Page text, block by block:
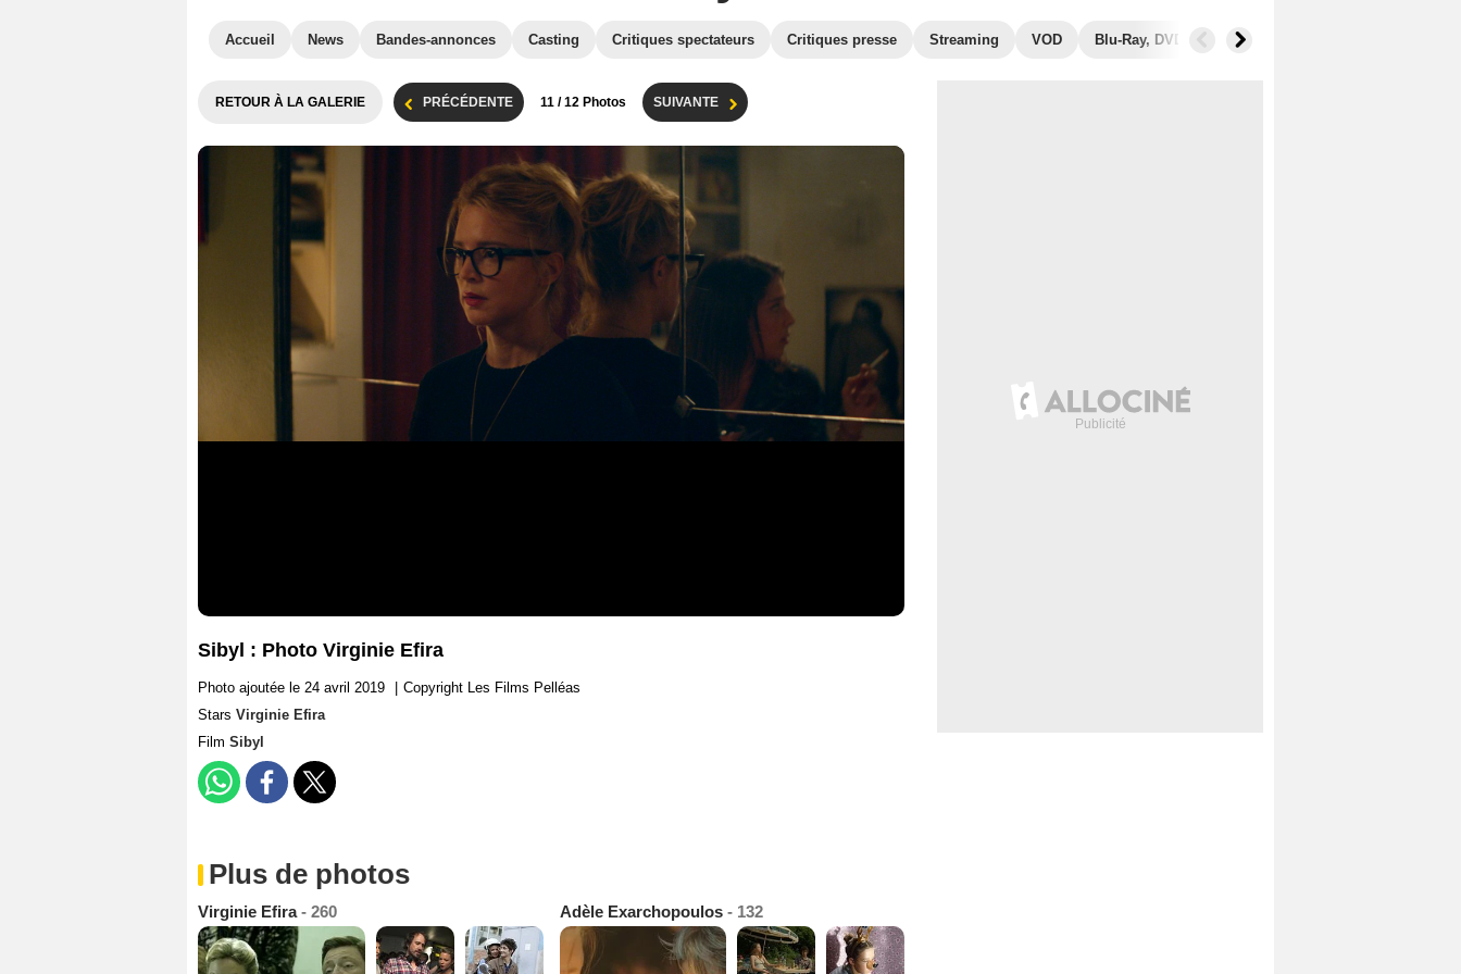
Accueil News Bandes-annonces Casting Critiques spectateurs Critiques presse Streaming VOD Blu-Ray, DVD Photos
RETOUR À LA GALERIE PRÉCÉDENTE 11 / 12 Photos SUIVANTE
Sibyl : Photo Virginie Efira
Photo ajoutée le 24 avril 2019
Copyright Les Films Pelléas
Stars Virginie Efira
Film Sibyl
Plus de photos
Virginie Efira- 260 Adèle Exarchopoulos - 132